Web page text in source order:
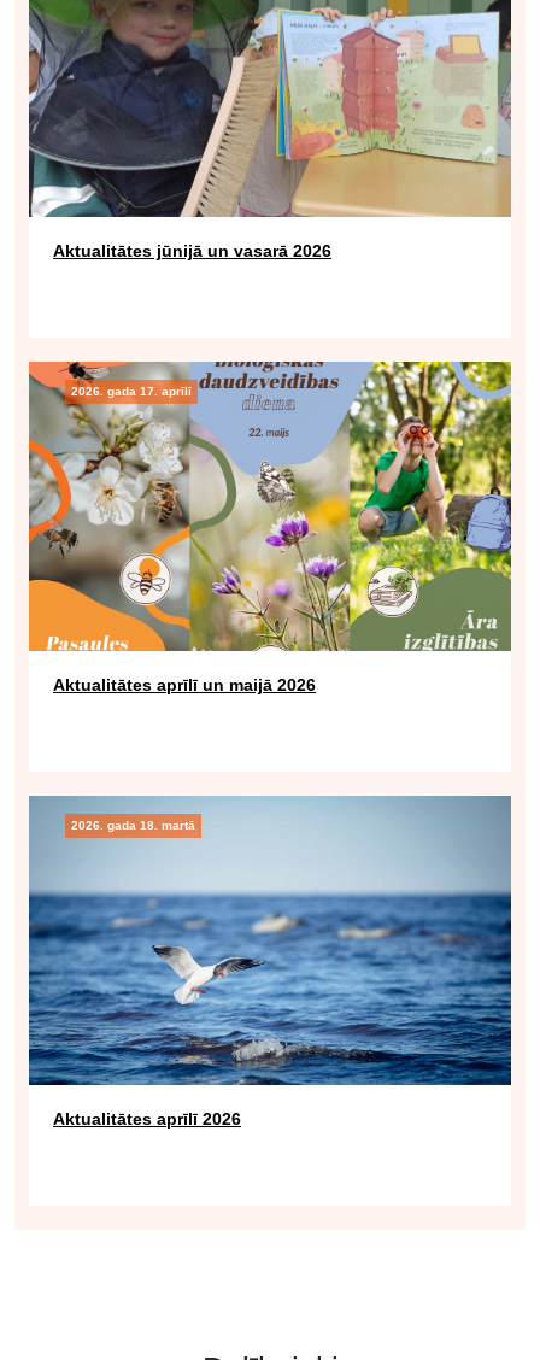
Aktualitātes jūnijā un vasarā 2026
2026. gada 17. aprīlī
Aktualitātes aprīlī un maijā 2026
2026. gada 18. martā
Aktualitātes aprīlī 2026